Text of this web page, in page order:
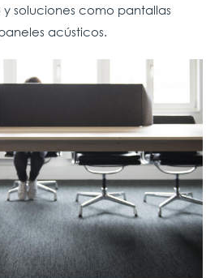
soluciones como pantallas
acústicos.